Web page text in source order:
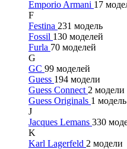
Emporio Armani 17
F
Festina 231 модель
Fossil 130 моделей
Furla 70 моделей
G
GC 99 моделей
Guess 194 модели
Guess Connect 2 модели
Guess Originals 1 модель
J
Jacques Lemans 330
K
Karl Lagerfeld 2 модели